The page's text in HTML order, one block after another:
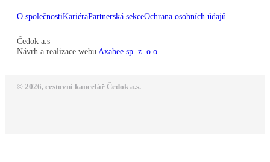
O společnostiKariéraPartnerská sekceOchrana osobních údajů
Čedok a.s
Návrh a realizace webu Axabee sp. z. o.o.
© 2026, cestovní kancelář Čedok a.s.